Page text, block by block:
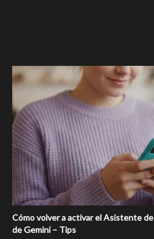
Cómo volver a activar el Asistente
de Gemini – Tips